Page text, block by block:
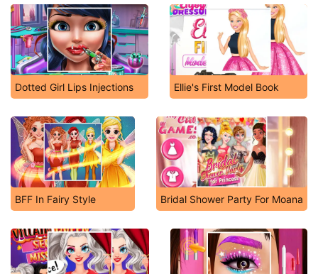
Dotted Girl Lips Injections Ellie's First Model Book
BFF In Fairy Style Bridal Shower Party For Moana